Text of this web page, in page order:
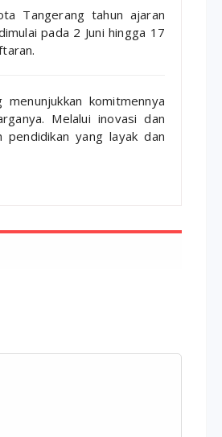
Tangerang tahun ajaran
pada 2 Juni hingga 17
komitmennya
Melalui inovasi dan
yang layak dan